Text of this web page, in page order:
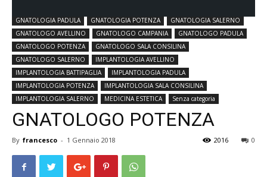
GNATOLOGIA PADULA
GNATOLOGIA POTENZA
GNATOLOGIA SALERNO
GNATOLOGO AVELLINO
GNATOLOGO CAMPANIA
GNATOLOGO PADULA
GNATOLOGO POTENZA
GNATOLOGO SALA CONSILINA
GNATOLOGO SALERNO
IMPLANTOLOGIA AVELLINO
IMPLANTOLOGIA BATTIPAGLIA
IMPLANTOLOGIA PADULA
IMPLANTOLOGIA POTENZA
IMPLANTOLOGIA SALA CONSILINA
IMPLANTOLOGIA SALERNO
MEDICINA ESTETICA Senza categoria
GNATOLOGO POTENZA
By francesco - 1 Gennaio 2018 0
2016